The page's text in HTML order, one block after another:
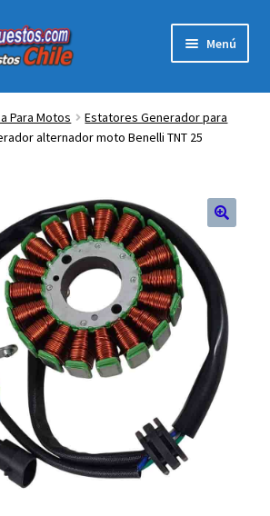
Menú
Enduro
Taller
Para Motos
Estatores Generador para
alternador moto Benelli TNT 25